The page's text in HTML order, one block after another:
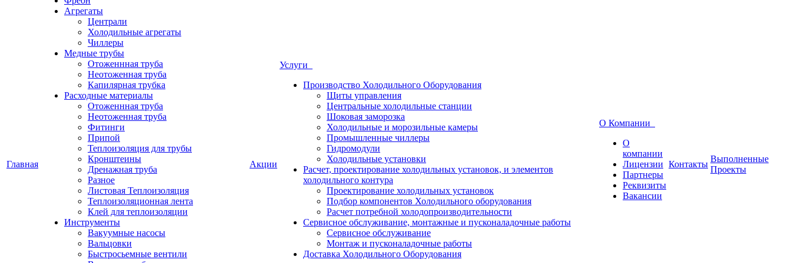
Главная
Агрегаты
Централи
Холодильные агрегаты
Чиллеры
Медные трубы
Отоженнная труба
Неотоженная труба
Капилярная трубка
Расходные материалы
Отоженнная труба
Неотоженная труба
Фитинги
Припой
Теплоизоляция для трубы
Кронштеины
Дренажная труба
Разное
Листовая Теплоизоляция
Теплоизоляционная лента
Клей для теплоизоляции
Инструменты
Вакуумные насосы
Вальцовки
Быстросьемные вентили
Акции
Услуги
Производство Холодильного Оборудования
Щиты управления
Центральные холодильные станции
Шоковая заморозка
Холодильные и морозильные камеры
Промышленные чиллеры
Гидромодули
Холодильные установки
Расчет, проектирование холодильных установок, и элементов
холодильного контура
Проектирование холодильных установок
Подбор компонентов Холодильного оборудования
Расчет потребной холодопроизводительности
Сервисное обслуживание, монтажные и пусконаладочные работы
Сервисное обслуживание
Монтаж и пусконаладочные работы
Доставка Холодильного Оборудования
О Компании
О
компании
Лицензии
Партнеры
Реквизиты
Вакансии
Контакты
Выполненные
Проекты